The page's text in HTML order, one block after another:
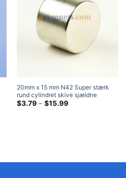
20mm x 15 mm N42 Super stærk
rund cylindret skive sjældne
jordarters neodymmagneter
$3.79 – $15.99Prisklasse: